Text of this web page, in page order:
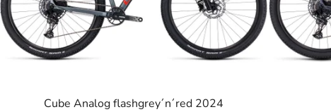
Cube Analog flashgrey´n´red 2024